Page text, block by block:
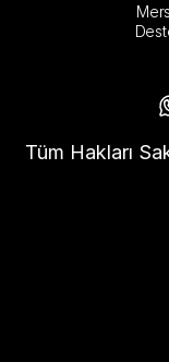
Tüm Hakları